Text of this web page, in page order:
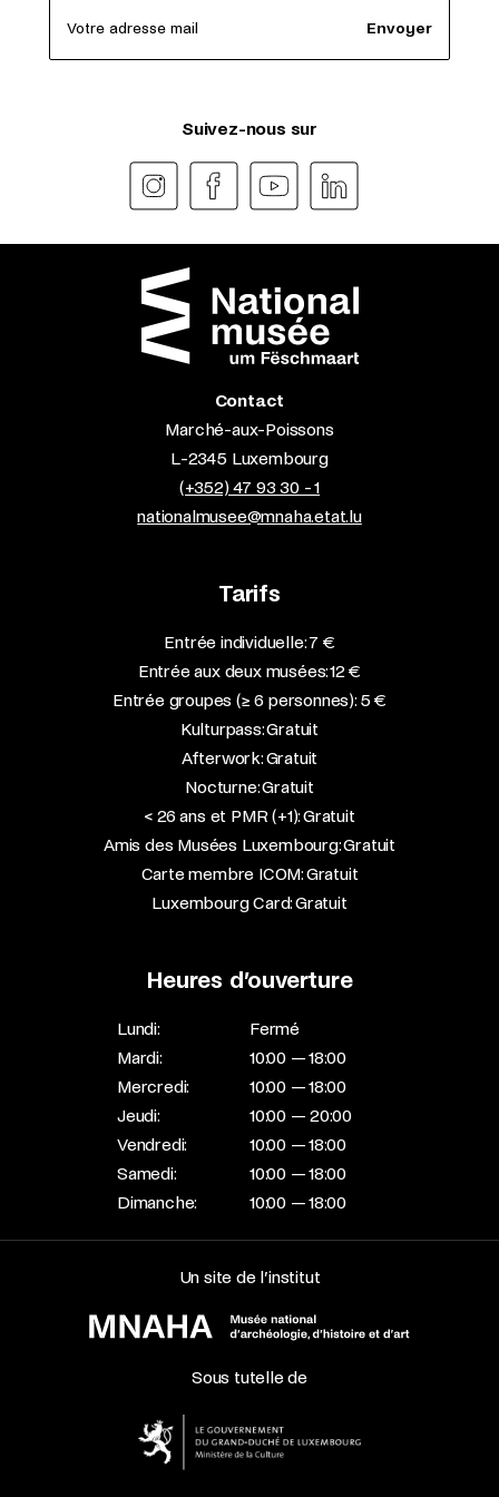
Votre adresse mail Envoyer
Suivez-nous sur
Contact
Marché-aux-Poissons
L-2345 Luxembourg
(+352) 47 93 30 - 1
nationalmusee@mnaha.etat.lu
Tarifs
Entrée individuelle: 7 €
Entrée aux deux musées: 12 €
Entrée groupes (≥ 6 personnes): 5 €
Kulturpass: Gratuit
Afterwork: Gratuit
Nocturne: Gratuit
< 26 ans et PMR (+1): Gratuit
Amis des Musées Luxembourg: Gratuit
Carte membre ICOM: Gratuit
Luxembourg Card: Gratuit
Heures d’ouverture
Lundi:
Fermé
Mardi:
10:00 — 18:00
Mercredi:
10:00 — 18:00
Jeudi:
10:00 — 20:00
Vendredi:
10:00 — 18:00
Samedi:
10:00 — 18:00
Dimanche:
10:00 — 18:00
Un site de l’institut
Sous tutelle de